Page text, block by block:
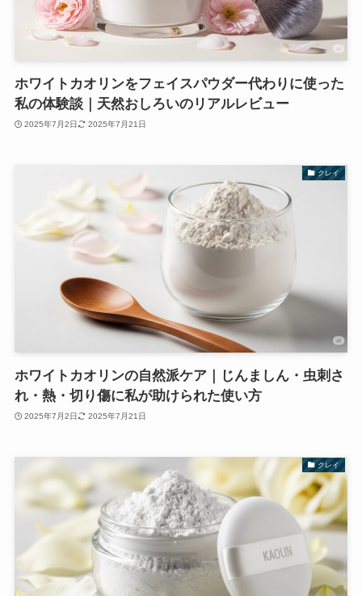
ホワイトカオリンをフェイスパウダー代わりに使った
私の体験談｜天然おしろいのリアルレビュー
2025年7月2日 2025年7月21日
クレイ
ホワイトカオリンの自然派ケア｜じんましん・虫刺さ
れ・熱・切り傷に私が助けられた使い方
2025年7月2日 2025年7月21日
クレイ